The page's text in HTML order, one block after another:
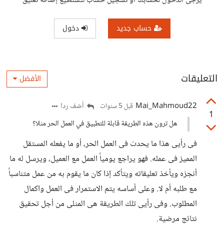
حساب جديد دخول
التعليقات الأفضل
1
Mai_Mahmoud22 قبل 5 سنوات
أضف ردا
هل ترون هذه الطريقة قابلة للتطبيق في العمل الحر مثلا؟
فى رأيى هذا ما يحدث فى العمل الحر، أو ما يفعله المستقل
المميز فى عمله. فهو يراجع يومياً العمل مع العميل، ويرسل له ما
أنجزه ويأخذ تعليقاته ويتأكد إذا كان ما يقوم به من عمل متناسباً
مع طلبه أم لا. وعلى أساسه يتم الاستمرار فى العمل واكمال
المطلوب. وفى رأيى تلك الطريقة هى المثلى من أجل تحقيق
نتائج مرضية.